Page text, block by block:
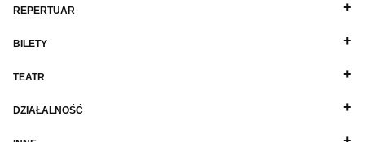
REPERTUAR
BILETY
TEATR
DZIAŁALNOŚĆ